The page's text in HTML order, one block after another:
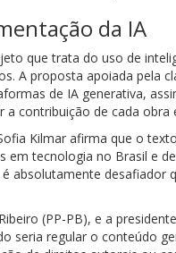
da IA
que trata do uso de
A proposta apoiada pela
de IA generativa,
contribuição de cada
Kilmar afirma que o
tecnologia no Brasil e
absolutamente desafiador
(PP-PB), e a
seria regular o conteúdo